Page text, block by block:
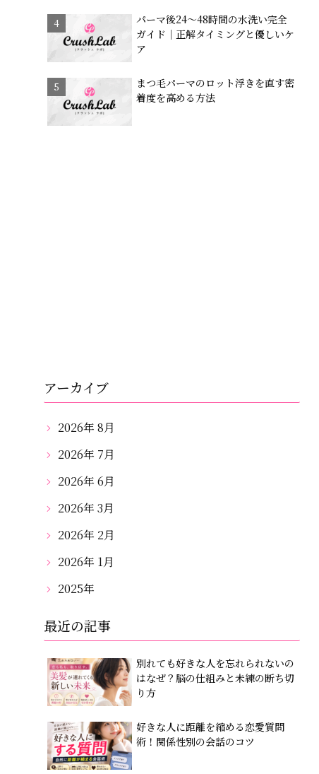
パーマ後24～48時間の水洗い完全
ガイド｜正解タイミングと優しいケ
ア
まつ毛パーマのロット浮きを直す密
着度を高める方法
アーカイブ
2026年 8月
2026年 7月
2026年 6月
2026年 3月
2026年 2月
2026年 1月
2025年
最近の記事
別れても好きな人を忘れられないの
はなぜ？脳の仕組みと未練の断ち切
り方
好きな人に距離を縮める恋愛質問
術！関係性別の会話のコツ